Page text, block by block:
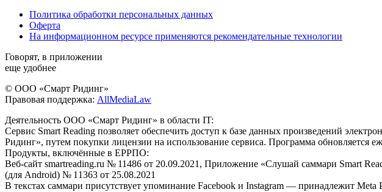
Политика обработки персональных данных
Оферта
На информационном ресурсе применяются рекомендательные технологии
Говорят, в приложении
еще удобнее
© ООО «Смарт Ридинг»
Правовая поддержка: AllMediaLaw
Деятельность ООО «Смарт Ридинг» в области IT:
Сервис Smart Reading позволяет обеспечить доступ к базе данных произведений
Ридинг», путем покупки лицензии на использование сервиса. Программа обновляется
Продукты, включённые в ЕРРПО:
Веб-сайт smartreading.ru № 11486 от 20.09.2021, Приложение «Слушай саммари Smart
(для Android) № 11363 от 25.08.2021
В текстах саммари присутствует упоминание Facebook и Instagram — принадлежит Meta